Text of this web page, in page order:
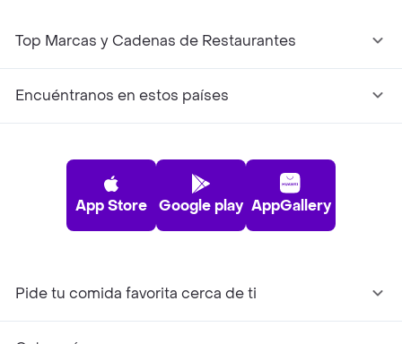
Top Marcas y Cadenas de Restaurantes
Encuéntranos en estos países
App Store Google play AppGallery
Pide tu comida favorita cerca de ti